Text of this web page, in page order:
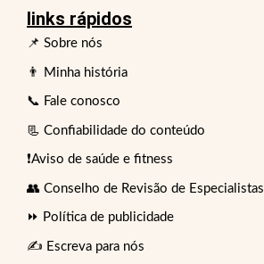
links rápidos
📌 Sobre nós
👨 Minha história
📞 Fale conosco
📃 Confiabilidade do conteúdo
❗Aviso de saúde e fitness
👥 Conselho de Revisão de Especialistas
⏩ Política de publicidade
✍️ Escreva para nós